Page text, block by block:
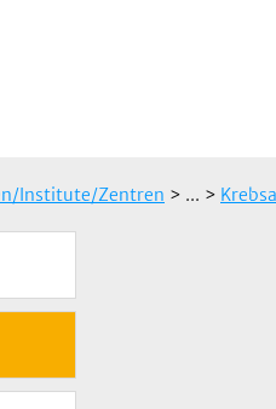
Institute/Zentren > ... >